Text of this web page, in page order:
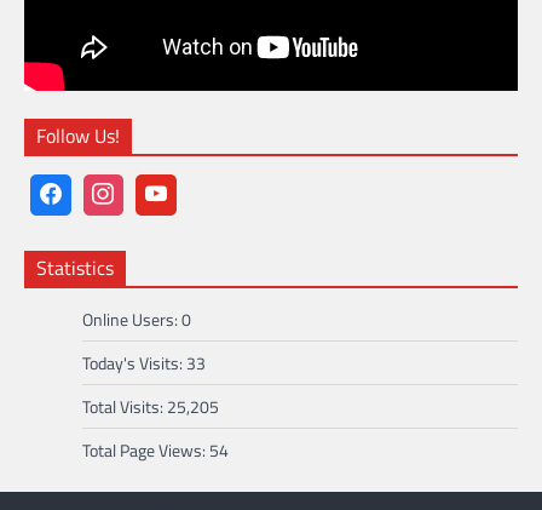
Follow Us!
Statistics
Online Users:0
Today's Visits: 33
Total Visits: 25,205
Total Page Views: 54